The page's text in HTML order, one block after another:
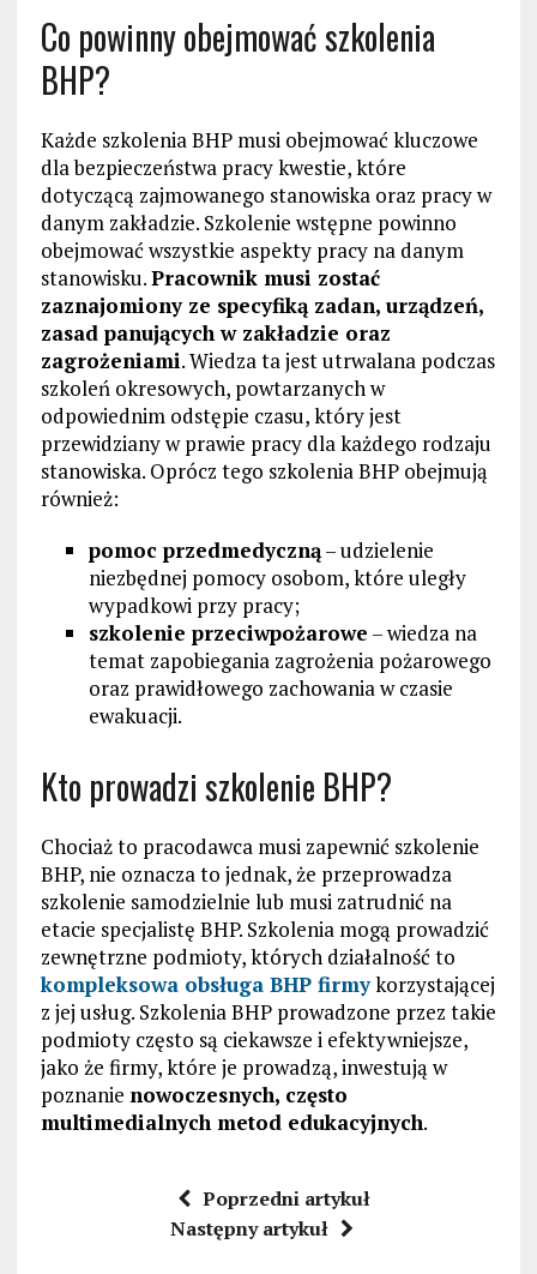
Co powinny obejmować szkolenia
BHP?
Każde szkolenia BHP musi obejmować kluczowe
dla bezpieczeństwa pracy kwestie, które
dotyczącą zajmowanego stanowiska oraz pracy w
danym zakładzie. Szkolenie wstępne powinno
obejmować wszystkie aspekty pracy na danym
stanowisku.Pracownik musi zostać
zaznajomiony ze specyfiką zadan, urządzeń,
zasad panujących w zakładzie oraz
zagrożeniami. Wiedza ta jest utrwalana podczas
szkoleń okresowych, powtarzanych w
odpowiednim odstępie czasu, który jest
przewidziany w prawie pracy dla każdego rodzaju
stanowiska. Oprócz tego szkolenia BHP obejmują
również:
pomoc przedmedyczną– udzielenie
niezbędnej pomocy osobom, które uległy
wypadkowi przy pracy;
szkolenie przeciwpożarowe – wiedza na
temat zapobiegania zagrożenia pożarowego
oraz prawidłowego zachowania w czasie
ewakuacji.
Kto prowadzi szkolenie BHP?
Chociaż to pracodawca musi zapewnić szkolenie
BHP, nie oznacza to jednak, że przeprowadza
szkolenie samodzielnie lub musi zatrudnić na
etacie specjalistę BHP. Szkolenia mogą prowadzić
zewnętrzne podmioty, których działalność to
kompleksowa obsługa BHP firmykorzystającej
z jej usług. Szkolenia BHP prowadzone przez takie
podmioty często są ciekawsze i efektywniejsze,
jako że firmy, które je prowadzą, inwestują w
poznanie nowoczesnych, często
multimedialnych metod edukacyjnych.
Poprzedni artykuł
Następny artykuł